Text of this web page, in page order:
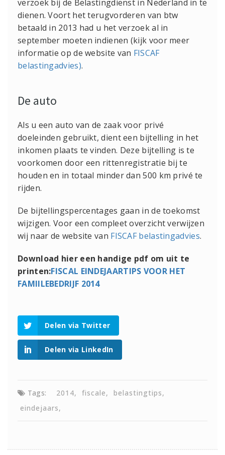
verzoek bij de Belastingdienst in Nederland in te
dienen. Voort het terugvorderen van btw
betaald in 2013 had u het verzoek al in
september moeten indienen (kijk voor meer
informatie op de website van FISCAF
belastingadvies).
De auto
Als u een auto van de zaak voor privé
doeleinden gebruikt, dient een bijtelling in het
inkomen plaats te vinden. Deze bijtelling is te
voorkomen door een rittenregistratie bij te
houden en in totaal minder dan 500 km privé te
rijden.
De bijtellingspercentages gaan in de toekomst
wijzigen. Voor een compleet overzicht verwijzen
wij naar de website van FISCAF belastingadvies.
Download hier een handige pdf om uit te
printen:FISCAL EINDEJAARTIPS VOOR HET
FAMIILEBEDRIJF 2014
Delen via Twitter
Delen via LinkedIn
Tags: 2014 fiscale
belastingtips
eindejaars